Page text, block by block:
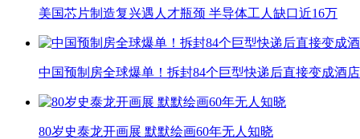
美国芯片制造复兴遇人才瓶颈 半导体工人缺口近16万
中国预制房全球爆单！拆封84个巨型快递后直接变成酒店
80岁史泰龙开画展 默默绘画60年无人知晓